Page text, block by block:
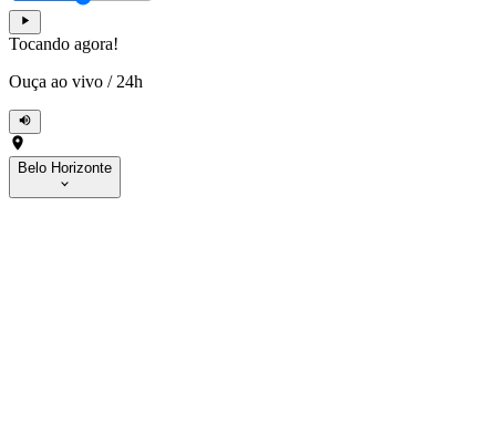
Tocando agora!
Ouça ao vivo / 24h
Belo Horizonte